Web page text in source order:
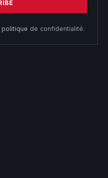
politique de confidentialité.